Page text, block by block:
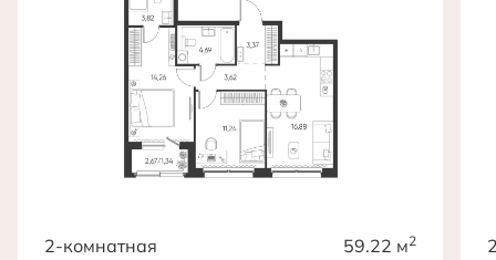
2-комнатная 59.22 м2